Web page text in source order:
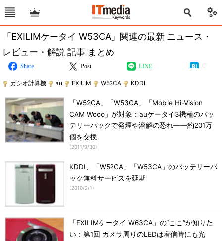
「EXILIMケータイ W53CA」関連の最新 ニュース・
レビュー・解説 記事 まとめ
Share Post LINE
カシオ計算機 au EXILIM W52CA KDDI
「W52CA」「W53CA」「Mobile Hi-Vision
CAM Wooo」が対象：auケータイ3機種のバッ
テリーパックで発煙や溶解の恐れ――約201万
個を交換
(2011/9/30)
KDDI、「W52CA」「W53CA」のバッテリーパ
ック無料サービスを延期
(2010/2/1)
「EXILIMケータイ W63CA」の“ここ”が知りた
い：第1回 カメラ周りのLEDは着信時にも光